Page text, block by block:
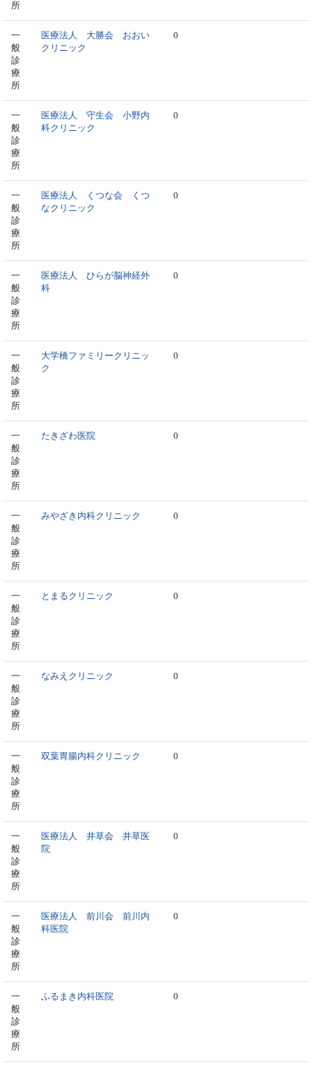
所
一
般
診
療
所
医療法人 大勝会 おおい
クリニック
0
一
般
診
療
所
医療法人 守生会 小野内
科クリニック
0
一
般
診
療
所
医療法人 くつな会 くつ
なクリニック
0
一
般
診
療
所
医療法人 ひらが脳神経外
科
0
一
般
診
療
所
大学橋ファミリークリニッ
ク
0
一
般
診
療
所
たきざわ医院 0
一
般
診
療
所
みやざき内科クリニック 0
一
般
診
療
所
とまるクリニック 0
一
般
診
療
所
なみえクリニック 0
一
般
診
療
所
双葉胃腸内科クリニック 0
一
般
診
療
所
医療法人 井草会 井草医
院
0
一
般
診
療
所
医療法人 前川会 前川内
科医院
0
一
般
診
療
所
ふるまき内科医院 0